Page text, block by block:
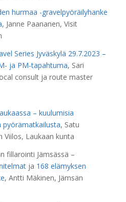
hurmaa -gravelpyöräilyhanke
, Janne Paananen, Visit
Series Jyväskylä 29.7.2023 –
ja PM-tapahtuma, Sari
consult ja route master
– kuulumisia
, Satu
Viilos, Laukaan kunta
fillarointi Jämsässä –
ja 168 elämyksen
, Antti Mäkinen, Jämsän